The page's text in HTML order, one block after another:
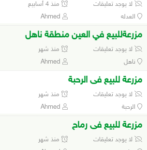
لا يوجد تعليقات
منذ 4 أسابيع
العدله
مزرعةللبيع في العين منطقة ناهل
لا يوجد تعليقات
منذ شهر
ناهل
مزرعة للبيع فى الرحبة
لا يوجد تعليقات
منذ شهر
الرحبة
مزرعة للبيع فى رماح
لا يوجد تعليقات
منذ شهر